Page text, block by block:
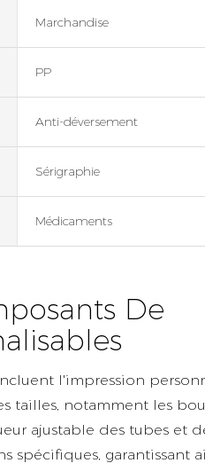
Marchandise
PP
Anti-déversement
Sérigraphie
Médicaments
De
l'impression
tailles, notamment les
ajustable des tubes et
spécifiques, garantissant